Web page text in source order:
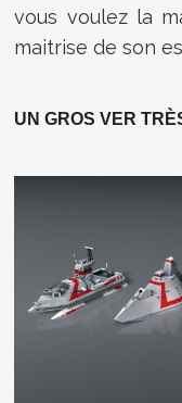
vous voulez la
maitrise de son
UN GROS VER